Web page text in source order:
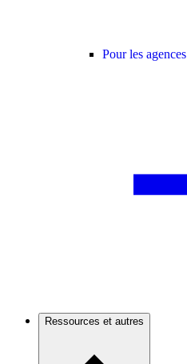
Pour les agences
Ressources et autres